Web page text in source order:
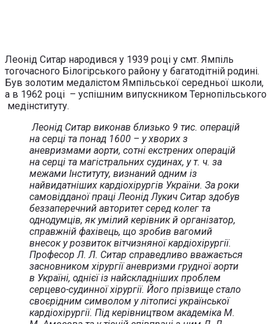
Леонід Ситар народився у 1939 році у смт. Ямпіль
тогочасного Білогірського району у багатодітній родині.
Був золотим медалістом Ямпільської середньої школи,
а в 1962 році – успішним випускником Тернопільського
медінституту.
Леонід Ситар виконав близько 9 тис. операцій
на серці та понад 1600 – у хворих з
аневризмами аорти, сотні екстрених операцій
на серці та магістральних судинах, у т. ч. за
межами Інституту, визнаний одним із
найвидатніших кардіохірургів України. За роки
самовідданої праці Леонід Лукич Ситар здобув
беззаперечний авторитет серед колег та
однодумців, як умілий керівник й організатор,
справжній фахівець, що зробив вагомий
внесок у розвиток вітчизняної кардіохірургії.
Професор Л. Л. Ситар справедливо вважається
засновником хірургії аневризми грудної аорти
в Україні, однієї із найскладніших проблем
серцево-судинної хірургії. Його прізвище стало
своєрідним символом у літописі української
кардіохірургії. Під керівництвом академіка М.